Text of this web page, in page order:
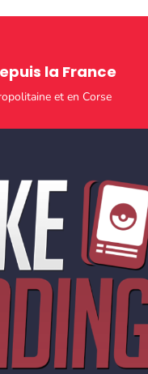
la France
et en Corse